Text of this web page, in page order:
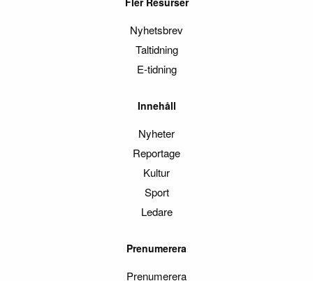
Nyhetsbrev
Taltidning
E-tidning
Innehåll
Nyheter
Reportage
Kultur
Sport
Ledare
Prenumerera
Prenumerera